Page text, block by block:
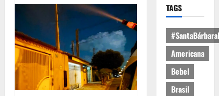
TAGS
Americana
Bebel
Brasil